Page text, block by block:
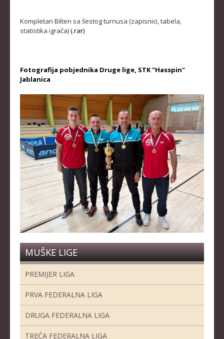
Kompletan Bilten sa šestog turnusa (zapisnici, tabela,
statistika igrača)(.rar)
Fotografija pobjednika Druge lige, STK "Hasspin"
Jablanica
MUŠKE LIGE
PREMIJER LIGA
PRVA FEDERALNA LIGA
DRUGA FEDERALNA LIGA
TREĆA FEDERALNA LIGA